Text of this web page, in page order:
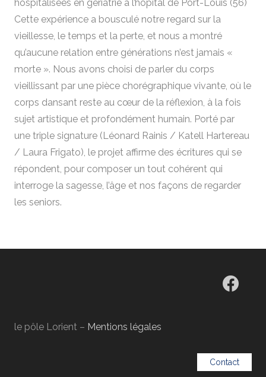
hospitalisées en gériatrie à l’hôpital de Port-Louis (56)
Cette expérience a bousculé notre regard sur la
vieillesse, le temps et la perte, et nous a montré
qu’aucune relation entre générations n’est jamais «
morte ». Nous avons choisi de parler du corps
vieillissant par une pièce chorégraphique vivante, où le
corps dansant reste au cœur de la réflexion, à la fois
sujet artistique et profondément humain. Porté par
une triple signature (Léonard Rainis / Katell Hartereau
/ Laura Frigato), le projet affirme des écritures qui se
répondent, pour composer un tout cohérent qui
interroge la sagesse, l’âge et nos façons de regarder
les seniors.
le pôle Lorient – Mentions légales
Contact